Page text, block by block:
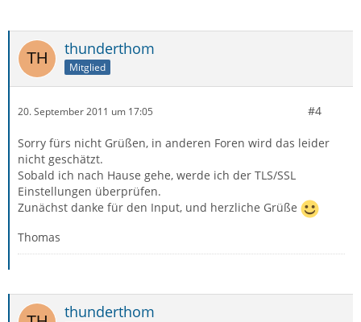
thunderthom
Mitglied
20. September 2011 um 17:05 #4
Sorry fürs nicht Grüßen, in anderen Foren wird das leider
nicht geschätzt.
Sobald ich nach Hause gehe, werde ich der TLS/SSL
Einstellungen überprüfen.
Zunächst danke für den Input, und herzliche Grüße
Thomas
thunderthom